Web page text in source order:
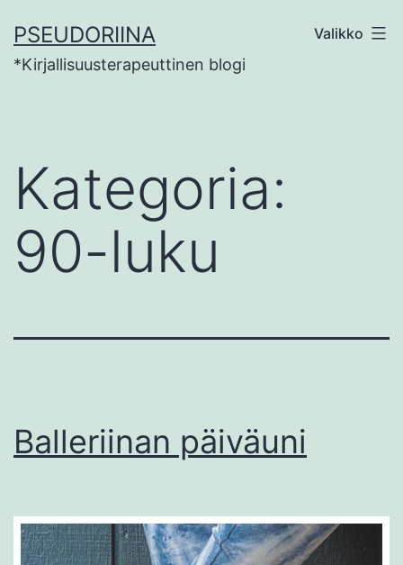
sisältöön
PSEUDORIINA
*Kirjallisuusterapeuttinen blogi
Valikko
Kategoria:
90-luku
Balleriinan päiväuni